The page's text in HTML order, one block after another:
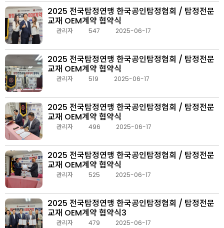
2025 전국탐정연맹 한국공인탐정협회 / 탐정전문
교재 OEM계약 협약식
관리자 547 2025-06-17
2025 전국탐정연맹 한국공인탐정협회 / 탐정전문
교재 OEM계약 협약식
관리자 519 2025-06-17
2025 전국탐정연맹 한국공인탐정협회 / 탐정전문
교재 OEM계약 협약식
관리자 496 2025-06-17
2025 전국탐정연맹 한국공인탐정협회 / 탐정전문
교재 OEM계약 협약식
관리자 525 2025-06-17
2025 전국탐정연맹 한국공인탐정협회 / 탐정전문
교재 OEM계약 협약식3
관리자 479 2025-06-17